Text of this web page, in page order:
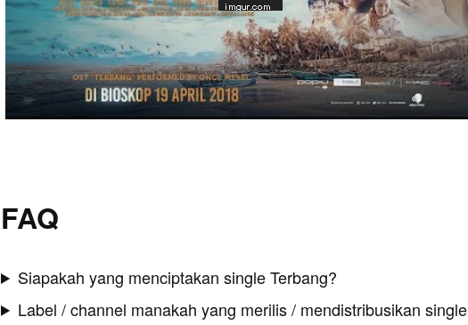
FAQ
Siapakah yang menciptakan single Terbang?
Label / channel manakah yang merilis / mendistribusikan single